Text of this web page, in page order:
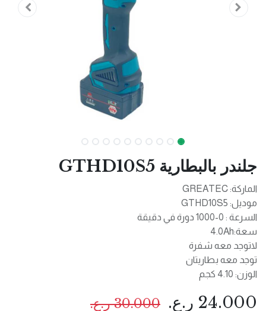
جلندر بالبطارية GTHD10S5
الماركة: GREATEC
موديل: GTHD10S5
السرعة : 0-1000 دورة في دقيقة
سعة:4.0Ah
لاتوجد معه شفرة
توجد معه بطاريتان
الوزن: 4.10 كجم
24.000 ر.ع. 30.000ر.ع.